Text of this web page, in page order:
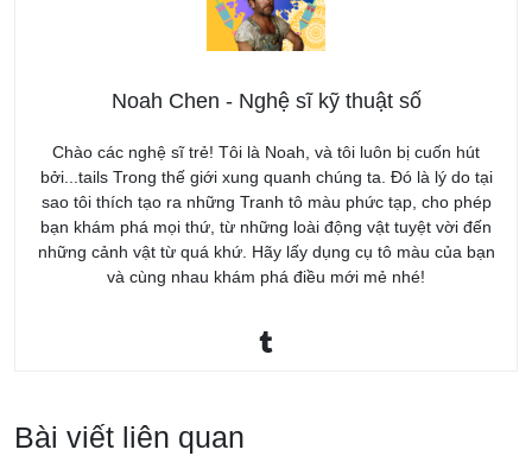
Noah Chen - Nghệ sĩ kỹ thuật số
Chào các nghệ sĩ trẻ! Tôi là Noah, và tôi luôn bị cuốn hút
bởi...tails Trong thế giới xung quanh chúng ta. Đó là lý do tại
sao tôi thích tạo ra những Tranh tô màu phức tạp, cho phép
bạn khám phá mọi thứ, từ những loài động vật tuyệt vời đến
những cảnh vật từ quá khứ. Hãy lấy dụng cụ tô màu của bạn
và cùng nhau khám phá điều mới mẻ nhé!
Bài viết liên quan